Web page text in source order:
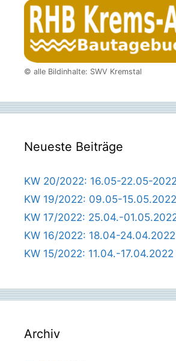
© alle Bildinhalte: SWV Kremstal
Neueste Beiträge
KW 20/2022: 16.05-22.05-2022
KW 19/2022: 09.05-15.05.2022
KW 17/2022: 25.04.-
KW 16/2022: 18.04-24.04.2022
KW 15/2022: 11.04.-17.04.2022
Archiv